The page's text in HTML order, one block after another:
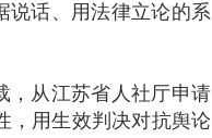
说话、用法律立论的系
，从江苏省人社厅申请
用生效判决对抗舆论